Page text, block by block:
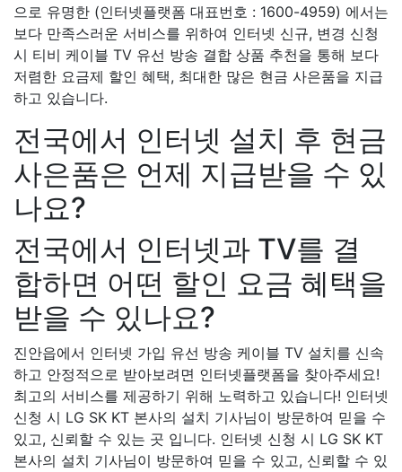
으로 유명한 (인터넷플랫폼 대표번호 : 1600-4959) 에서는
보다 만족스러운 서비스를 위하여 인터넷 신규, 변경 신청
시 티비 케이블 TV 유선 방송 결합 상품 추천을 통해 보다
저렴한 요금제 할인 혜택, 최대한 많은 현금 사은품을 지급
하고 있습니다.
전국에서 인터넷 설치 후 현금
사은품은 언제 지급받을 수 있
나요?
전국에서 인터넷과 TV를 결
합하면 어떤 할인 요금 혜택을
받을 수 있나요?
진안읍에서 인터넷 가입 유선 방송 케이블 TV 설치를 신속
하고 안정적으로 받아보려면 인터넷플랫폼을 찾아주세요!
최고의 서비스를 제공하기 위해 노력하고 있습니다! 인터넷
신청 시 LG SK KT 본사의 설치 기사님이 방문하여 믿을 수
있고, 신뢰할 수 있는 곳 입니다. 인터넷 신청 시 LG SK KT
본사의 설치 기사님이 방문하여 믿을 수 있고, 신뢰할 수 있